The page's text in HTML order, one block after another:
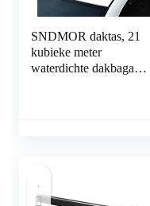
SNDMOR daktas, 21
kubieke meter
waterdichte dakbagage,